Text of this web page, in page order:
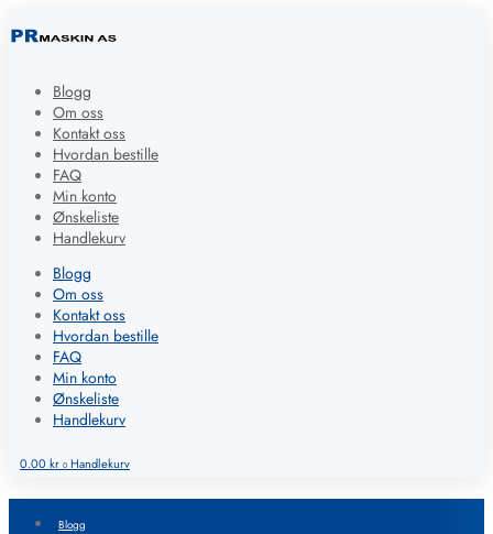
Blogg
Om oss
Kontakt oss
Hvordan bestille
FAQ
Min konto
Ønskeliste
Handlekurv
Blogg
Om oss
Kontakt oss
Hvordan bestille
FAQ
Min konto
Ønskeliste
Handlekurv
0.00kr 0 Handlekurv
Blogg